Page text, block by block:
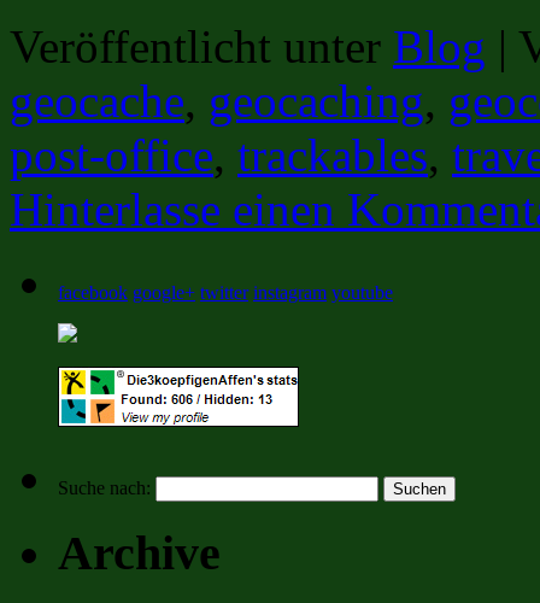
Veröffentlicht unter Blog |
geocache, geocaching,
post-office, trackables,
Hinterlasse einen
facebook google+ twitter instagram youtube
Suche nach:
Archive